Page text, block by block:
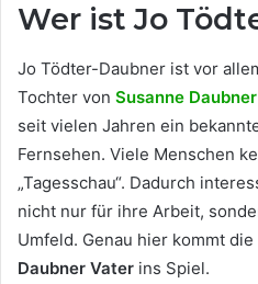
Wer ist Jo
Jo Tödter-Daubner ist vor
Tochter von Susanne Daubner
seit vielen Jahren ein
Fernsehen. Viele Menschen
„Tagesschau“. Dadurch
nicht nur für ihre Arbeit,
Umfeld. Genau hier kommt die
Daubner Vater ins Spiel.